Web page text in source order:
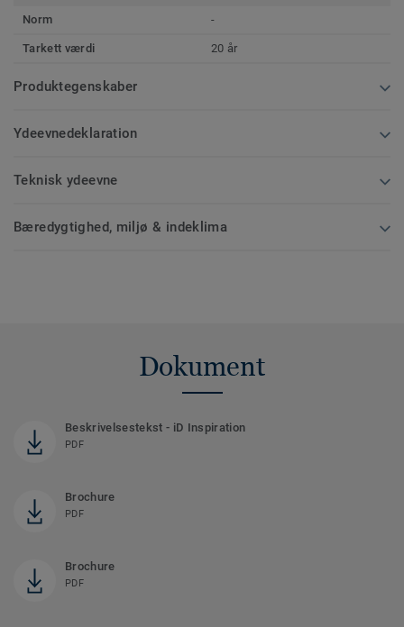
Norm
-
Tarkett værdi 20 år
Produktegenskaber
Ydeevnedeklaration
Teknisk ydeevne
Bæredygtighed, miljø & indeklima
Dokument
Beskrivelsestekst - iD Inspiration
PDF
Brochure
PDF
Brochure
PDF